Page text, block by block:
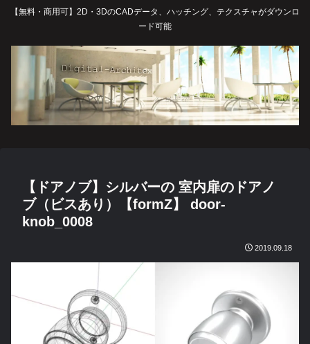
【無料・商用可】2D・3DのCADデータ、ハッチング、テクスチャがダウンロ
ード可能
【ドアノブ】シルバーの 室内扉のドアノ
ブ（ビスあり）【formZ】 door-
knob_0008
2019.09.18